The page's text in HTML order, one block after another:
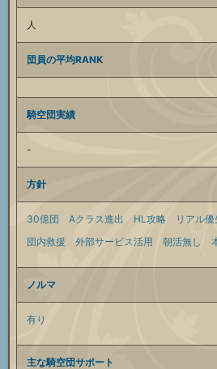
人
団員の平均RANK
騎空団実績
-
方針
30億団 Aクラス進出 HL攻略 リアル優
団内救援
外部サービス活用 朝活無し
ノルマ
有り
主な騎空団サポート